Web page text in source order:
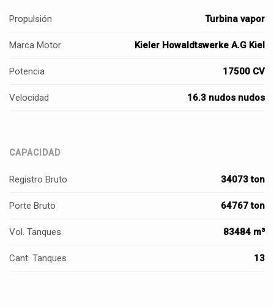
Propulsión Turbina vapor
Marca Motor Kieler Howaldtswerke A.G Kiel
Potencia 17500 CV
Velocidad 16.3 nudos nudos
CAPACIDAD
Registro Bruto 34073 ton
Porte Bruto 64767 ton
Vol. Tanques 83484 m³
Cant. Tanques 13